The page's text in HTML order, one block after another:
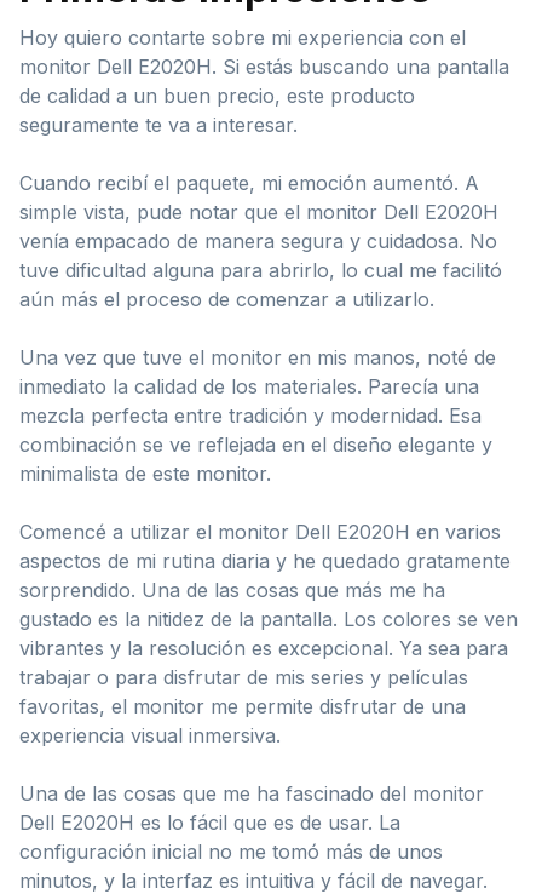
Hoy quiero contarte sobre mi experiencia con el
monitor Dell E2020H. Si estás buscando una pantalla
de calidad a un buen precio, este producto
seguramente te va a interesar.
Cuando recibí el paquete, mi emoción aumentó. A
simple vista, pude notar que el monitor Dell E2020H
venía empacado de manera segura y cuidadosa. No
tuve dificultad alguna para abrirlo, lo cual me facilitó
aún más el proceso de comenzar a utilizarlo.
Una vez que tuve el monitor en mis manos, noté de
inmediato la calidad de los materiales. Parecía una
mezcla perfecta entre tradición y modernidad. Esa
combinación se ve reflejada en el diseño elegante y
minimalista de este monitor.
Comencé a utilizar el monitor Dell E2020H en varios
aspectos de mi rutina diaria y he quedado gratamente
sorprendido. Una de las cosas que más me ha
gustado es la nitidez de la pantalla. Los colores se ven
vibrantes y la resolución es excepcional. Ya sea para
trabajar o para disfrutar de mis series y películas
favoritas, el monitor me permite disfrutar de una
experiencia visual inmersiva.
Una de las cosas que me ha fascinado del monitor
Dell E2020H es lo fácil que es de usar. La
configuración inicial no me tomó más de unos
minutos, y la interfaz es intuitiva y fácil de navegar.